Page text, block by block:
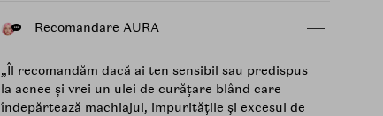
Recomandare AURA
„Îl recomandăm dacă ai ten sensibil sau predispus
la acnee și vrei un ulei de curățare blând care
îndepărtează machiajul, impuritățile și excesul de